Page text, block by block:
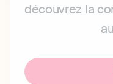
découvrez la